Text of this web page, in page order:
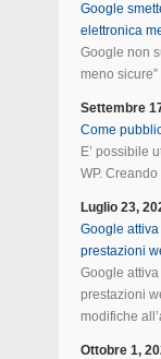
Google
elettronica
Google non
meno sicure”
Settembre
Come
E’ possibile
WP.
Luglio 23,
Google
prestazioni
Google
prestazioni
modifiche
Ottobre 1,